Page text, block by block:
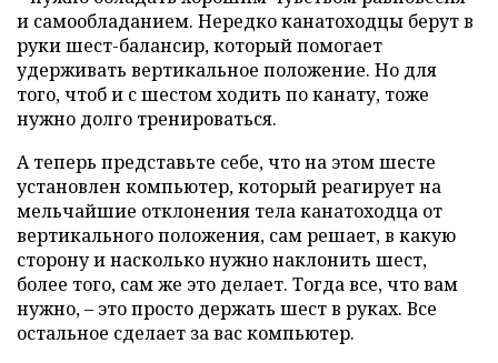
и самообладанием. Нередко канатоходцы берут в
руки шест-балансир, который помогает
удерживать вертикальное положение. Но для
того, чтоб и с шестом ходить по канату, тоже
нужно долго тренироваться.
А теперь представьте себе, что на этом шесте
установлен компьютер, который реагирует на
мельчайшие отклонения тела канатоходца от
вертикального положения, сам решает, в какую
сторону и насколько нужно наклонить шест,
более того, сам же это делает. Тогда все, что вам
нужно, – это просто держать шест в руках. Все
остальное сделает за вас компьютер.